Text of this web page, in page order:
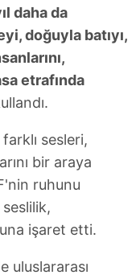
daha da
doğuyla batıyı,
etrafında
sesleri,
bir araya
ruhunu
işaret etti.
uluslararası